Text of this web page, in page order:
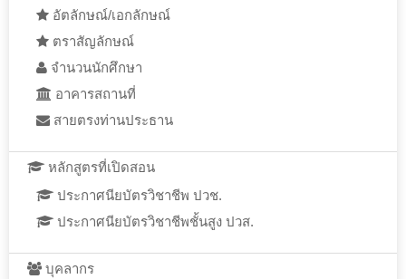
อัตลักษณ์/เอกลักษณ์
ตราสัญลักษณ์
จำนวนนักศึกษา
อาคารสถานที่
สายตรงท่านประธาน
หลักสูตรที่เปิดสอน
ประกาศนียบัตรวิชาชีพ ปวช.
ประกาศนียบัตรวิชาชีพชั้นสูง ปวส.
บุคลากร